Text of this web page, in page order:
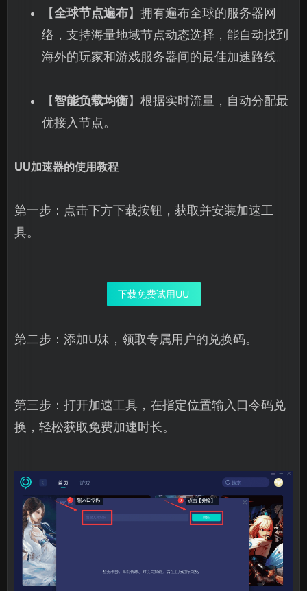
【全球节点遍布】拥有遍布全球的服务器网
络，支持海量地域节点动态选择，能自动找到
海外的玩家和游戏服务器间的最佳加速路线。
【智能负载均衡】根据实时流量，自动分配最
优接入节点。
UU加速器的使用教程
第一步：点击下方下载按钮，获取并安装加速工
具。
下载免费试用UU
第二步：添加U妹，领取专属用户的兑换码。
第三步：打开加速工具，在指定位置输入口令码兑
换，轻松获取免费加速时长。